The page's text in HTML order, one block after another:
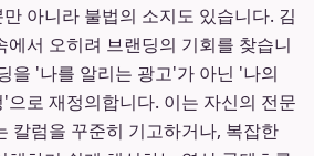
아니라 불법의 소지도 있습니다. 김
에서 오히려 브랜딩의 기회를 찾습니
을 '나를 알리는 광고'가 아닌 '나의
으로 재정의합니다. 이는 자신의 전문
칼럼을 꾸준히 기고하거나, 복잡한